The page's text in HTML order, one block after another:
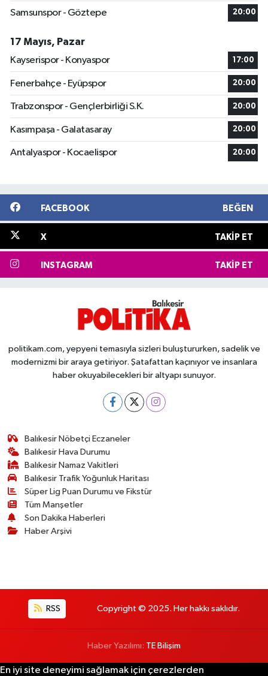
Samsunspor - Göztepe 20:00
17 Mayıs, Pazar
Kayserispor - Konyaspor
17:00
Fenerbahçe - Eyüpspor 20:00
Trabzonspor - Gençlerbirliği S.K. 20:00
Kasımpaşa - Galatasaray 20:00
Antalyaspor - Kocaelispor 20:00
FACEBOOK BEĞEN
X TAKIP ET
INSTAGRAM TAKIP ET
politikam.com, yepyeni temasıyla sizleri buluştururken, sadelik ve
modernizmi bir araya getiriyor. Şatafattan kaçınıyor ve insanlara
haber okuyabilecekleri bir altyapı sunuyor.
Balıkesir Nöbetçi Eczaneler
Balıkesir Hava Durumu
Balıkesir Namaz Vakitleri
Balıkesir Trafik Yoğunluk Haritası
Süper Lig Puan Durumu ve Fikstür
Tüm Manşetler
Son Dakika Haberleri
Haber Arşivi
RSS Copyright © 2025. Her hakkı saklıdır.
Haber Yazılımı: TE Bilişim
En iyi site deneyimi sağlamak için çerezlerden